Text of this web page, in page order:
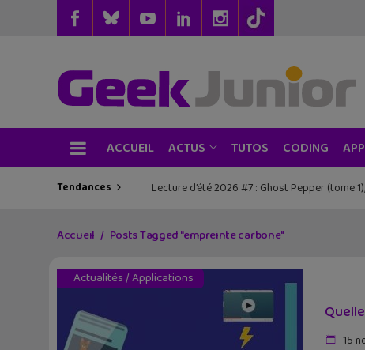
ACCUEIL ACTUS TUTOS CODING
Tendances Lecture d’été 2026 #7 : Ghost Pepper (tome
Accueil Posts Tagged "empreinte carbone"
Actualités/Applications
15